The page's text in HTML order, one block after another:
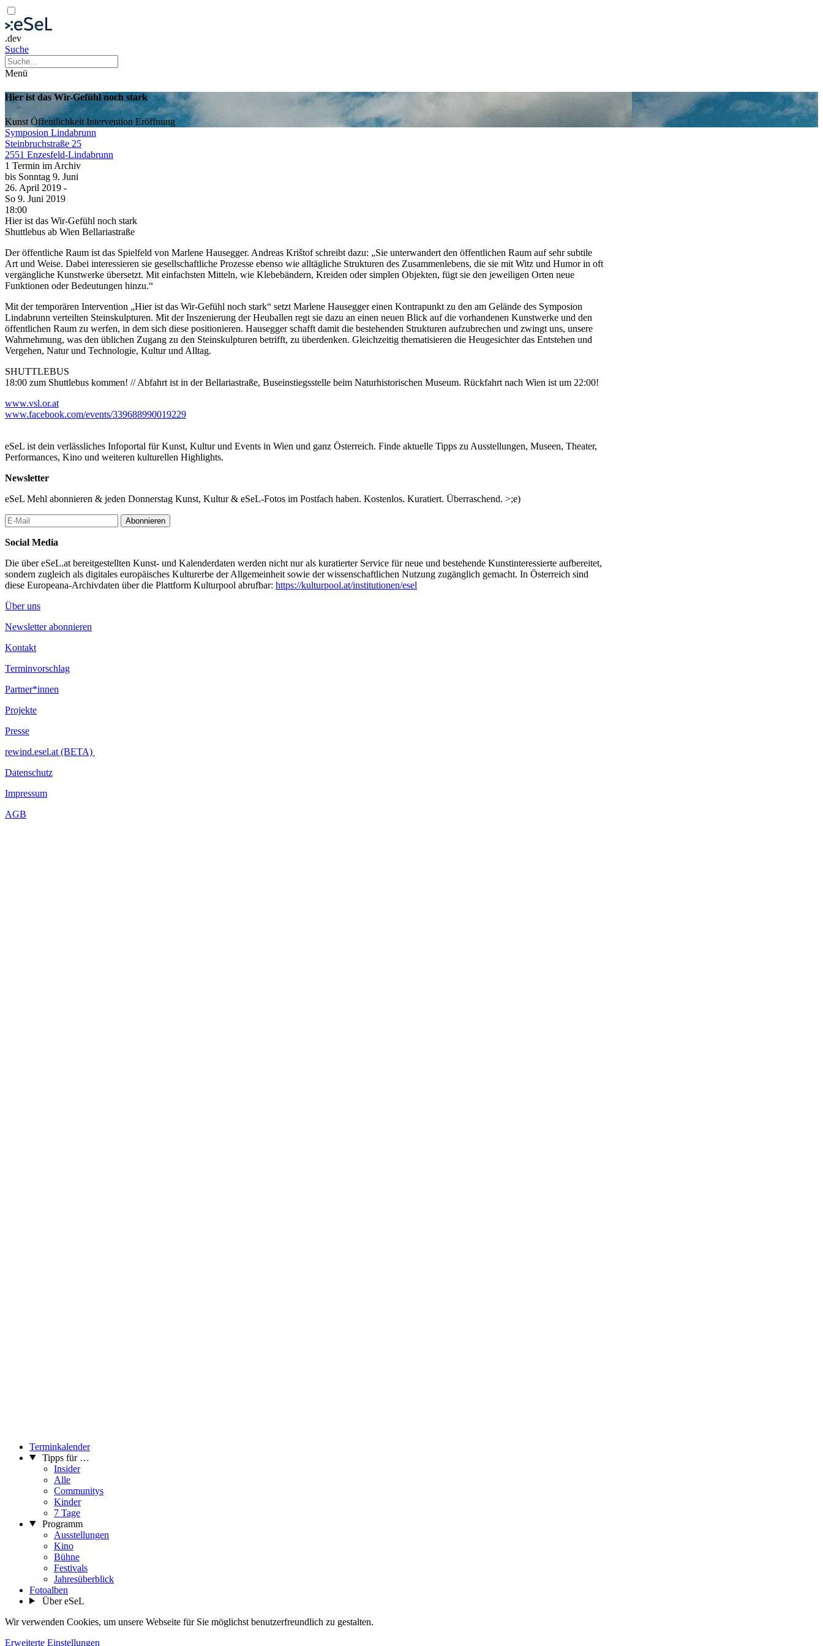
.dev
Suche
Menü
Hier ist das Wir-Gefühl noch stark
Kunst Öffentlichkeit Intervention Eröffnung
Symposion Lindabrunn
Steinbruchstraße 25
2551 Enzesfeld-Lindabrunn
1 Termin im Archiv
bis Sonntag 9. Juni
26. April 2019 -
So 9. Juni 2019
18:00
Hier ist das Wir-Gefühl noch stark
Shuttlebus ab Wien Bellariastraße
Der öffentliche Raum ist das Spielfeld von Marlene Hausegger. Andreas Krištof schreibt dazu: „Sie unterwandert den öffentlichen Raum auf sehr subtile
Art und Weise. Dabei interessieren sie gesellschaftliche Prozesse ebenso wie alltägliche Strukturen des Zusammenlebens, die sie mit Witz und Humor in oft
vergängliche Kunstwerke übersetzt. Mit einfachsten Mitteln, wie Klebebändern, Kreiden oder simplen Objekten, fügt sie den jeweiligen Orten neue
Funktionen oder Bedeutungen hinzu.“
Mit der temporären Intervention „Hier ist das Wir-Gefühl noch stark“ setzt Marlene Hausegger einen Kontrapunkt zu den am Gelände des Symposion
Lindabrunn verteilten Steinskulpturen. Mit der Inszenierung der Heuballen regt sie dazu an einen neuen Blick auf die vorhandenen Kunstwerke und den
öffentlichen Raum zu werfen, in dem sich diese positionieren. Hausegger schafft damit die bestehenden Strukturen aufzubrechen und zwingt uns, unsere
Wahrnehmung, was den üblichen Zugang zu den Steinskulpturen betrifft, zu überdenken. Gleichzeitig thematisieren die Heugesichter das Entstehen und
Vergehen, Natur und Technologie, Kultur und Alltag.
SHUTTLEBUS
18:00 zum Shuttlebus kommen! // Abfahrt ist in der Bellariastraße, Buseinstiegsstelle beim Naturhistorischen Museum. Rückfahrt nach Wien ist um 22:00!
www.vsl.or.at
www.facebook.com/events/339688990019229
eSeL ist dein verlässliches Infoportal für Kunst, Kultur und Events in Wien und ganz Österreich. Finde aktuelle Tipps zu Ausstellungen, Museen, Theater,
Performances, Kino und weiteren kulturellen Highlights.
Newsletter
eSeL Mehl abonnieren & jeden Donnerstag Kunst, Kultur & eSeL-Fotos im Postfach haben. Kostenlos. Kuratiert. Überraschend. >;e)
Abonnieren
Social Media
Die über eSeL.at bereitgestellten Kunst- und Kalenderdaten werden nicht nur als kuratierter Service für neue und bestehende Kunstinteressierte aufbereitet,
sondern zugleich als digitales europäisches Kulturerbe der Allgemeinheit sowie der wissenschaftlichen Nutzung zugänglich gemacht. In Österreich sind
diese Europeana-Archivdaten über die Plattform Kulturpool abrufbar: https://kulturpool.at/institutionen/esel
Über uns
Newsletter abonnieren
Kontakt
Terminvorschlag
Partner*innen
Projekte
Presse
rewind.esel.at (BETA)
Datenschutz
Impressum
AGB
Terminkalender
Tipps für …
Insider
Alle
Communitys
Kinder
7 Tage
Programm
Ausstellungen
Kino
Bühne
Festivals
Jahresüberblick
Fotoalben
Über eSeL
Wir verwenden Cookies, um unsere Webseite für Sie möglichst benutzerfreundlich zu gestalten.
Erweiterte Einstellungen